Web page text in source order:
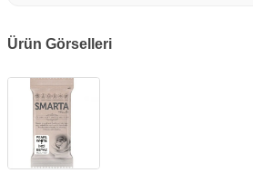
Ürün Görselleri